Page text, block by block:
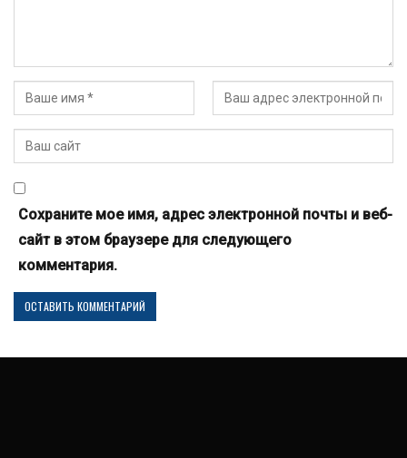
Сохраните мое имя, адрес электронной почты и веб-
сайт в этом браузере для следующего
комментария.